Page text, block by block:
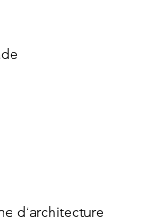
d’architecture